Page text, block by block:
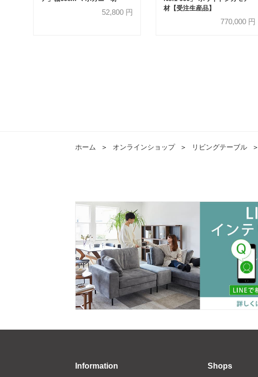
52,800円
材【受注生産品】
770,000円
ホーム ＞ オンラインショップ ＞ リビングテーブル ＞
Information Shops